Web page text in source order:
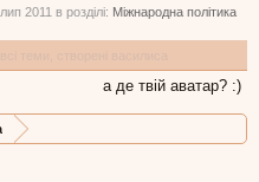
2011 в розділі: Міжнародна політика
а де твій аватар? :)